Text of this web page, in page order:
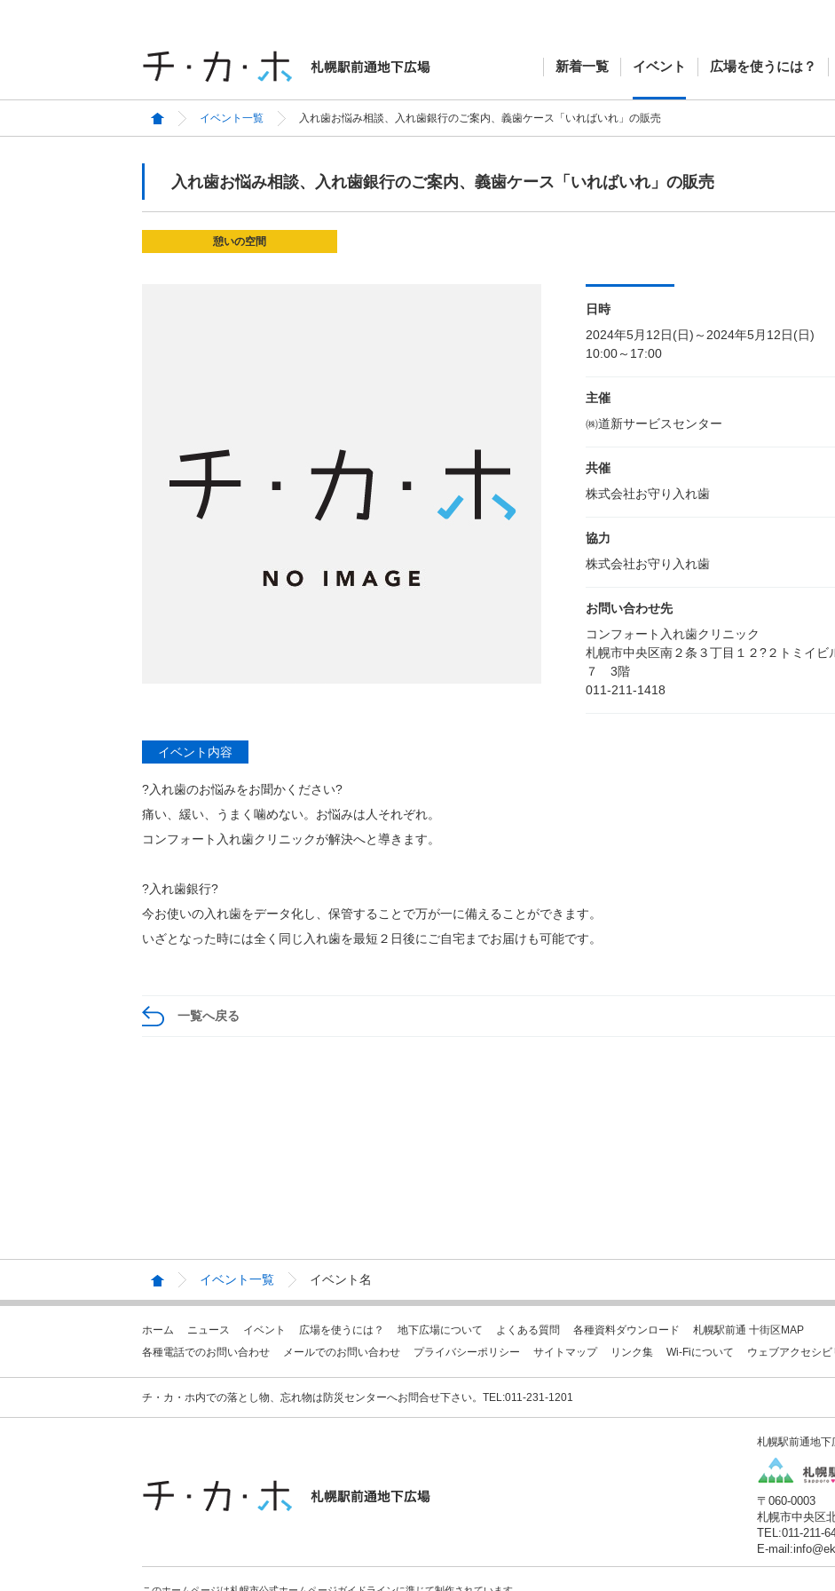
新着一覧 イベント 広場を使うには？
イベント一覧 入れ歯お悩み相談、入れ歯銀行のご案内、義歯ケース「いればいれ」の販売
入れ歯お悩み相談、入れ歯銀行のご案内、義歯ケース「いればいれ」の販売
憩いの空間
日時
2024年5月12日(日)～2024年5月12日(日)
10:00～17:00
主催
㈱道新サービスセンター
共催
株式会社お守り入れ歯
協力
株式会社お守り入れ歯
お問い合わせ先
コンフォート入れ歯クリニック
札幌市中央区南２条３丁目１２?２トミイビ
７ 3階
011-211-1418
イベント内容
?入れ歯のお悩みをお聞かください?
痛い、緩い、うまく噛めない。お悩みは人それぞれ。
コンフォート入れ歯クリニックが解決へと導きます。
?入れ歯銀行?
今お使いの入れ歯をデータ化し、保管することで万が一に備えることができます。
いざとなった時には全く同じ入れ歯を最短２日後にご自宅までお届けも可能です。
一覧へ戻る
イベント一覧 イベント名
ホーム ニュース イベント 広場を使うには？ 地下広場について よくある質問 各種資料ダウンロード
札幌駅前通 十街区MAP
各種電話でのお問い合わせ
メールでのお問い合わせ プライバシーポリシー サイトマップ リンク集 Wi-Fiについて ウェブアクセシ
チ・カ・ホ内での落とし物、忘れ物は防災センターへお問合せ下さい。TEL:011-231-1201
札幌駅前通地下
〒060-0003
札幌市中央区
TEL:011-211-
E-